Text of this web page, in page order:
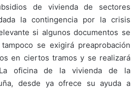
de vivienda de sectores
la contingencia por la crisis
si algunos documentos se
se exigirá preaprobación
en ciertos tramos y se realizará
oficina de la vivienda de la
desde ya ofrece su ayuda a